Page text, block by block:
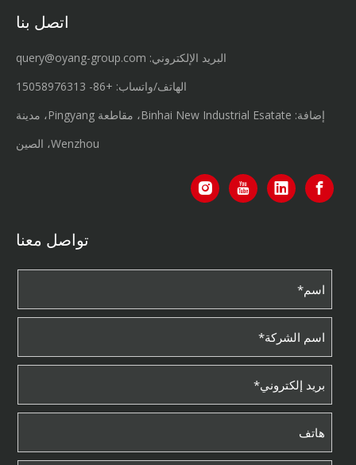
اتصل بنا
البريد الإلكتروني: query@oyang-group.com
الهاتف/واتساب: +86-
15058976313
إضافة: Binhai New Industrial Esatate، مقاطعة Pingyang، مدينة
Wenzhou، الصين
تواصل معنا